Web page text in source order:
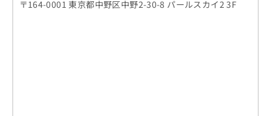
〒164-0001 東京都中野区中野2-30-8 パールスカイ2 3F